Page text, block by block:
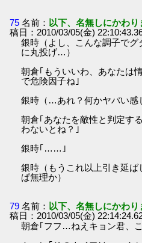
75 名前： 以下、名無しにかわ
稿日：2010/03/05(金)
銀時（よし、こんな調子で
に丸投げ…）
朝倉｢もういいわ、あなたは
で危険因子ね｣
銀時（…あれ？何かヤバい感
朝倉｢あなたを敵性と判定す
わないとね？｣
銀時｢……｣
銀時（もうこれ以上引き延
ぱ無理か）
79 名前： 以下、名無しにかわ
稿日：2010/03/05(金)
朝倉｢フフ…ねえキョン君、